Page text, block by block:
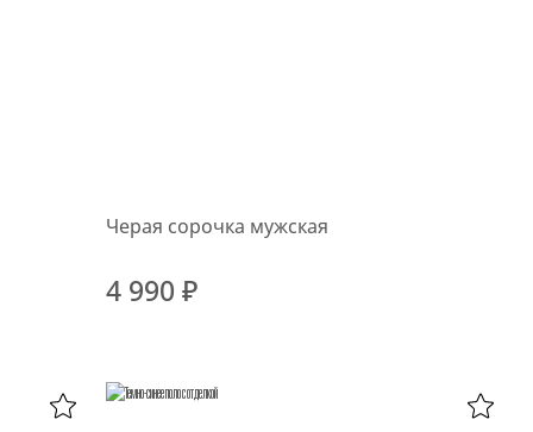
Черая сорочка мужская
4 990 ₽